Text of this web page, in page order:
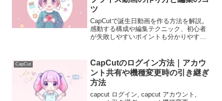
ツ
CapCutで誕生日動画を作る方法を解説。
感動する構成や編集テクニック、初心者
が失敗しやすいポイントも分かりやすく
CapCut
CapCutのログイン方法｜アカウ
ント共有や機種変更時の引き継ぎ
方法
capcut ログイン, capcut アカウント,